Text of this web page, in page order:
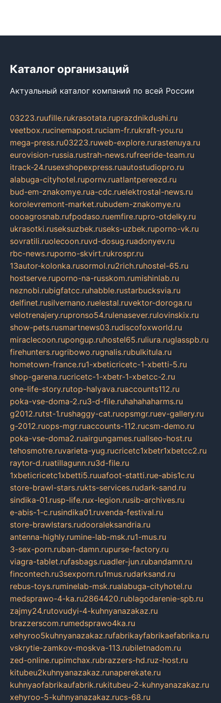
Каталог организаций
Актуальный каталог компаний по всей России
03223.ruufille.rukrasotata.ruprazdnikdushi.ru
veetbox.rucinemapost.ruciam-fr.rukraft-you.ru
mega-press.ru03223.ruweb-explore.rurastenuya.ru
eurovision-russia.rustrah-news.rufreeride-team.ru
itrack-24.rusexshopexpress.ruautostudiopro.ru
alabuga-cityhotel.rupornv.ruatlantpereezd.ru
bud-em-znakomye.rua-cdc.ruelektrostal-news.ru
korolevremont-market.rubudem-znakomye.ru
oooagrosnab.rufpodaso.ruemfire.rupro-otdelky.ru
ukrasotki.ruseksuzbek.ruseks-uzbek.ruporno-vk.ru
sovratili.ruolecoon.ruvd-dosug.ruadonyev.ru
rbc-news.ruporno-skvirt.rukrospr.ru
13autor-kolonka.rusormol.ru2rich.ruhostel-65.ru
hostserve.ruporno-na-russkom.rumishinlab.ru
neznobi.rubigfatcc.ruhabble.rustarbucksvia.ru
delfinet.rusilvernano.ruelestal.ruvektor-doroga.ru
velotrenajery.rupronso54.rulenasever.rulovinskix.ru
show-pets.rusmartnews03.rudiscofoxworld.ru
miraclecoon.rupongup.ruhostel65.ruliura.ruglasspb.ru
firehunters.rugribowo.rugnalis.rubulkitula.ru
hometown-france.ru1-xbeticricetc-1-xbetti-5.ru
shop-garena.rucricetc-1-xbetr-1-xbetcc-2.ru
one-life-story.rutop-halyava.ruaccounts112.ru
poka-vse-doma-2.ru3-d-file.ruhahahaharms.ru
g2012.rutst-1.rushaggy-cat.ruopsmgr.ruev-gallery.ru
g-2012.ruops-mgr.ruaccounts-112.rucsm-demo.ru
poka-vse-doma2.ruairgungames.ruallseo-host.ru
tehosmotre.ruvarieta-yug.rucricetc1xbetr1xbetcc2.ru
raytor-d.ruatillagunn.ru3d-file.ru
1xbeticricetc1xbetti5.ruuafoot-statti.rue-abis1c.ru
store-brawl-stars.rukts-services.rudark-sand.ru
sindika-01.rusp-life.rux-legion.rusib-archives.ru
e-abis-1-c.rusindika01.ruvenda-festival.ru
store-brawlstars.rudooraleksandria.ru
antenna-highly.rumine-lab-msk.ru1-mus.ru
3-sex-porn.ruban-damn.rupurse-factory.ru
viagra-tablet.rufasbags.ruadler-jun.rubandamn.ru
fincontech.ru3sexporn.ru1mus.rudarksand.ru
rebus-toys.ruminelab-msk.rualabuga-cityhotel.ru
medsprawo-4-ka.ru2864420.rublagodarenie-spb.ru
zajmy24.rutovudyi-4-kuhnyanazakaz.ru
brazzerscom.rumedsprawo4ka.ru
xehyroo5kuhnyanazakaz.rufabrikayfabrikaefabrika.ru
vskrytie-zamkov-moskva-113.rubiletnadom.ru
zed-online.rupimchax.rubrazzers-hd.ruz-host.ru
kitubeu2kuhnyanazakaz.runaperekate.ru
kuhnyaofabrikaufabrik.rukitubeu-2-kuhnyanazakaz.ru
xehyroo-5-kuhnyanazakaz.rucs-68.ru